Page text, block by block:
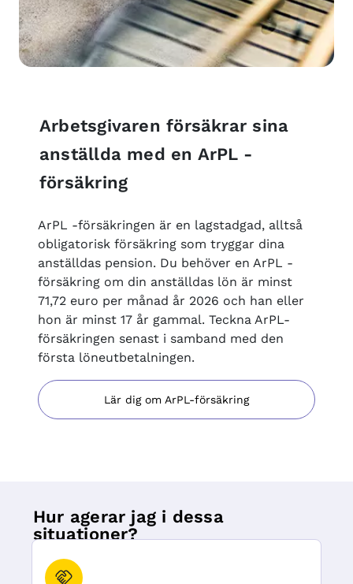
Arbetsgivaren försäkrar sina
anställda med en ArPL -
försäkring
ArPL -försäkringen är en lagstadgad, alltså
obligatorisk försäkring som tryggar dina
anställdas pension. Du behöver en ArPL -
försäkring om din anställdas lön är minst
71,72 euro per månad år 2026 och han eller
hon är minst 17 år gammal. Teckna ArPL-
försäkringen senast i samband med den
första löneutbetalningen.
Lär dig om ArPL-försäkring
Hur agerar jag i dessa
situationer?